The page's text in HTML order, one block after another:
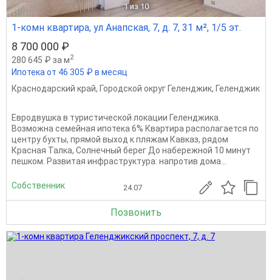
1 из 10
1-комн квартира, ул Анапская, 7, д. 7, 31 м², 1/5 эт.
8 700 000 ₽
280 645 ₽ за м2
Ипотека от 46 305 ₽ в месяц
Краснодарский край, Городской округ Геленджик, Геленджик
Евродвушка в туристической локации Геленджика.
Возможна семейная ипотека 6% Квартира располагается по
центру бухты, прямой выход к пляжам Кавказ, рядом
Красная Талка, Солнечный берег До набережной 10 минут
пешком. Развитая инфраструктура: напротив дома...
Собственник 24.07
Позвонить